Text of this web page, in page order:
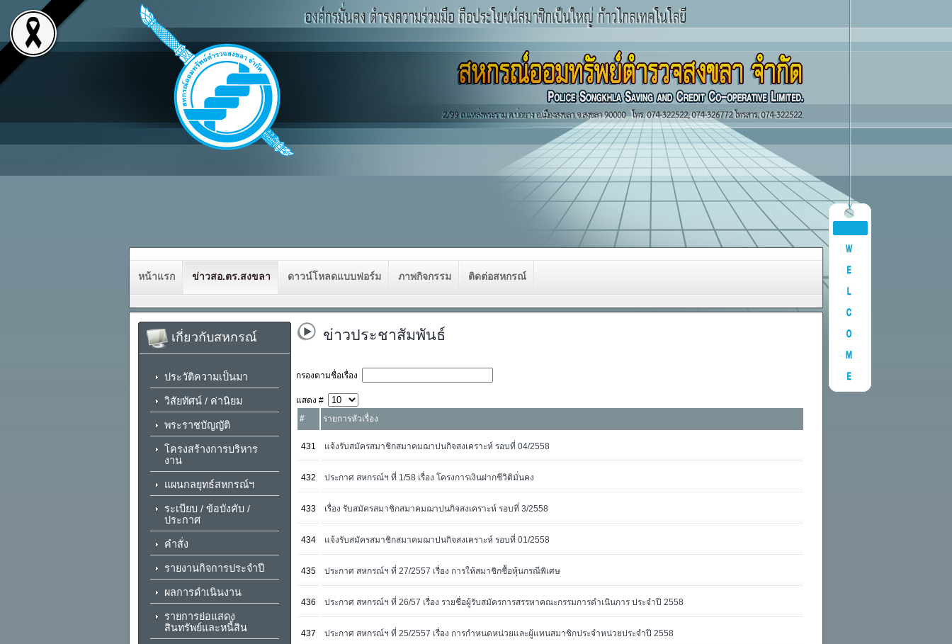
หน้าแรก ข่าวสอ.ตร.สงขลา ดาวน์โหลดแบบฟอร์ม ภาพกิจกรรม ติดต่อสหกรณ์
ข่าวประชาสัมพันธ์
กรองตามชื่อเรื่อง
แสดง #
#
รายการหัวเรื่อง
431 แจ้งรับสมัครสมาชิกสมาคมฌาปนกิจสงเคราะห์ รอบที่ 04/2558
432 ประกาศ สหกรณ์ฯ ที่ 1/58 เรื่อง โครงการเงินฝากชีวิติมั่นคง
433 เรื่อง รับสมัครสมาชิกสมาคมฌาปนกิจสงเคราะห์ รอบที่ 3/2558
434 แจ้งรับสมัครสมาชิกสมาคมฌาปนกิจสงเคราะห์ รอบที่ 01/2558
435 ประกาศ สหกรณ์ฯ ที่ 27/2557 เรื่อง การให้สมาชิกซื้อหุ้นกรณีพิเศษ
436 ประกาศ สหกรณ์ฯ ที่ 26/57 เรื่อง รายชื่อผู้รับสมัครการสรรหาคณะกรรมการดำเนินการ ประจำปี 2558
437 ประกาศ สหกรณ์ฯ ที่ 25/2557 เรื่อง การกำหนดหน่วยและผู้แทนสมาชิกประจำหน่วยประจำปี 2558
เกี่ยวกับสหกรณ์
ประวัติความเป็นมา
วิสัยทัศน์ / ค่านิยม
พระราชบัญญัติ
โครงสร้างการบริหาร
งาน
แผนกลยุทธ์สหกรณ์ฯ
ระเบียบ / ข้อบังคับ /
ประกาศ
คำสั่ง
รายงานกิจการประจำปี
ผลการดำเนินงาน
รายการย่อแสดง
สินทรัพย์และหนี้สิน